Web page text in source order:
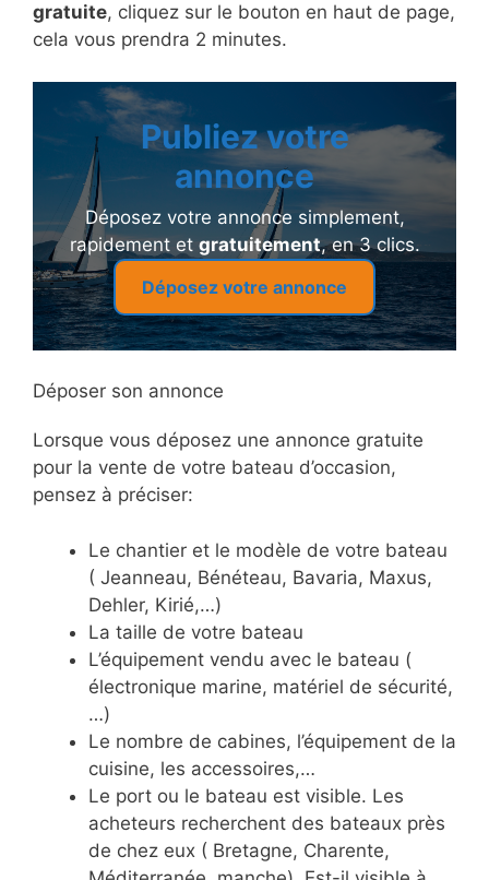
gratuite, cliquez sur le bouton en haut de page,
cela vous prendra 2 minutes.
Publiez votre
annonce
Déposez votre annonce simplement,
rapidement et gratuitement, en 3 clics.
Déposez votre annonce
Déposer son annonce
Lorsque vous déposez une annonce gratuite
pour la vente de votre bateau d’occasion,
pensez à préciser:
Le chantier et le modèle de votre bateau
( Jeanneau, Bénéteau, Bavaria, Maxus,
Dehler, Kirié,…)
La taille de votre bateau
L’équipement vendu avec le bateau (
électronique marine, matériel de sécurité,
…)
Le nombre de cabines, l’équipement de la
cuisine, les accessoires,…
Le port ou le bateau est visible. Les
acheteurs recherchent des bateaux près
de chez eux ( Bretagne, Charente,